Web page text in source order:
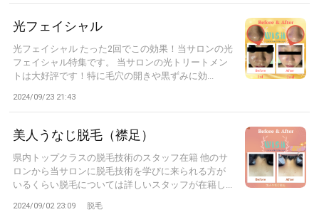
光フェイシャル
光フェイシャル たった2回でこの効果！当サロンの光
フェイシャル特集です。 当サロンの光トリートメン
トは大好評です！特に毛穴の開きや黒ずみに効...
2024/09/23 21:43
美人うなじ脱毛（襟足）
県内トップクラスの脱毛技術のスタッフ在籍 他のサ
ロンから当サロンに脱毛技術を学びに来られる方が
いるくらい脱毛については詳しいスタッフが在籍し...
2024/09/02 23:09 脱毛